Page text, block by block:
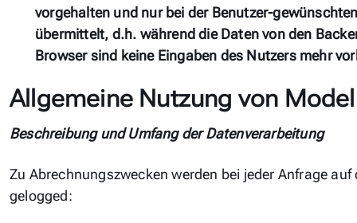
vorgehalten und nur bei der Benutzer-
übermittelt, d.h. während die Daten von den
Browser sind keine Eingaben des Nutzers mehr
Allgemeine Nutzung von
Beschreibung und Umfang der Datenverarbeitung
Zu Abrechnungszwecken werden bei jeder Anfrage
gelogged: